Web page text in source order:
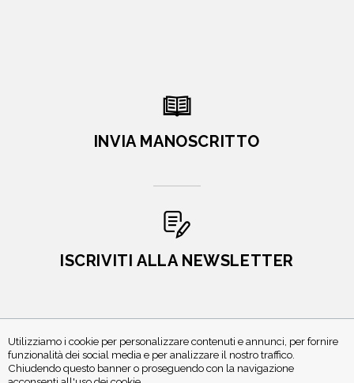
Utilizziamo i cookie per personalizzare contenuti e annunci, per fornire
funzionalità dei social media e per analizzare il nostro traffico.
Chiudendo questo banner o proseguendo con la navigazione
INVIA MANOSCRITTO
ISCRIVITI ALLA NEWSLETTER